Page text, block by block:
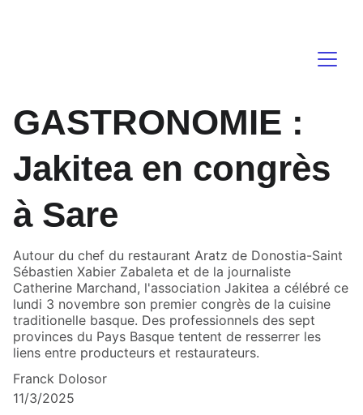
GASTRONOMIE :
Jakitea en congrès
à Sare
Autour du chef du restaurant Aratz de Donostia-Saint
Sébastien Xabier Zabaleta et de la journaliste
Catherine Marchand, l'association Jakitea a célébré ce
lundi 3 novembre son premier congrès de la cuisine
traditionelle basque. Des professionnels des sept
provinces du Pays Basque tentent de resserrer les
liens entre producteurs et restaurateurs.
Franck Dolosor
11/3/2025